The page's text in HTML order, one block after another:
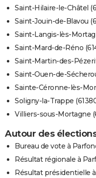
Saint-Hilaire-le-Châtel
Saint-Jouin-de-Blavou
Saint-Langis-lès-
Saint-Mard-de-Réno
Saint-Martin-des-
Saint-Ouen-de-
Sainte-Céronne-lès-
Soligny-la-Trappe
Villiers-sous-Mortagne
Autour des
Bureau de vote à
Résultat régionale à
Résultat présidentielle